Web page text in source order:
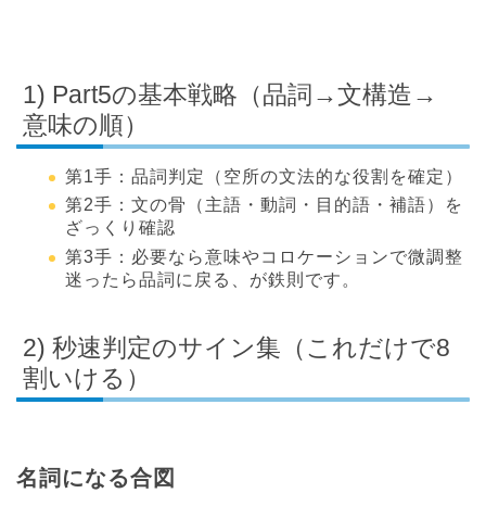
1) Part5の基本戦略（品詞→文構造→
意味の順）
第1手：品詞判定（空所の文法的な役割を確定）
第2手：文の骨（主語・動詞・目的語・補語）を
ざっくり確認
第3手：必要なら意味やコロケーションで微調整
迷ったら品詞に戻る、が鉄則です。
2) 秒速判定のサイン集（これだけで8
割いける）
名詞になる合図